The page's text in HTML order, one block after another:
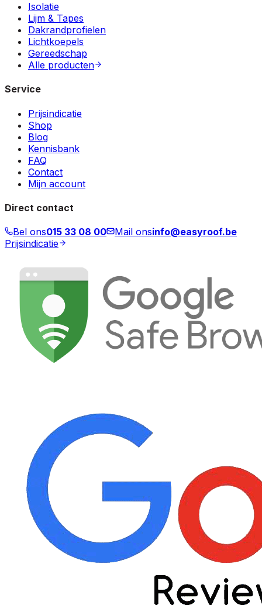
Isolatie
Lijm & Tapes
Dakrandprofielen
Lichtkoepels
Gereedschap
Alle producten
Service
Prijsindicatie
Shop
Blog
Kennisbank
FAQ
Contact
Mijn account
Direct contact
Bel ons015 33 08 00 Mail onsinfo@easyroof.be
Prijsindicatie